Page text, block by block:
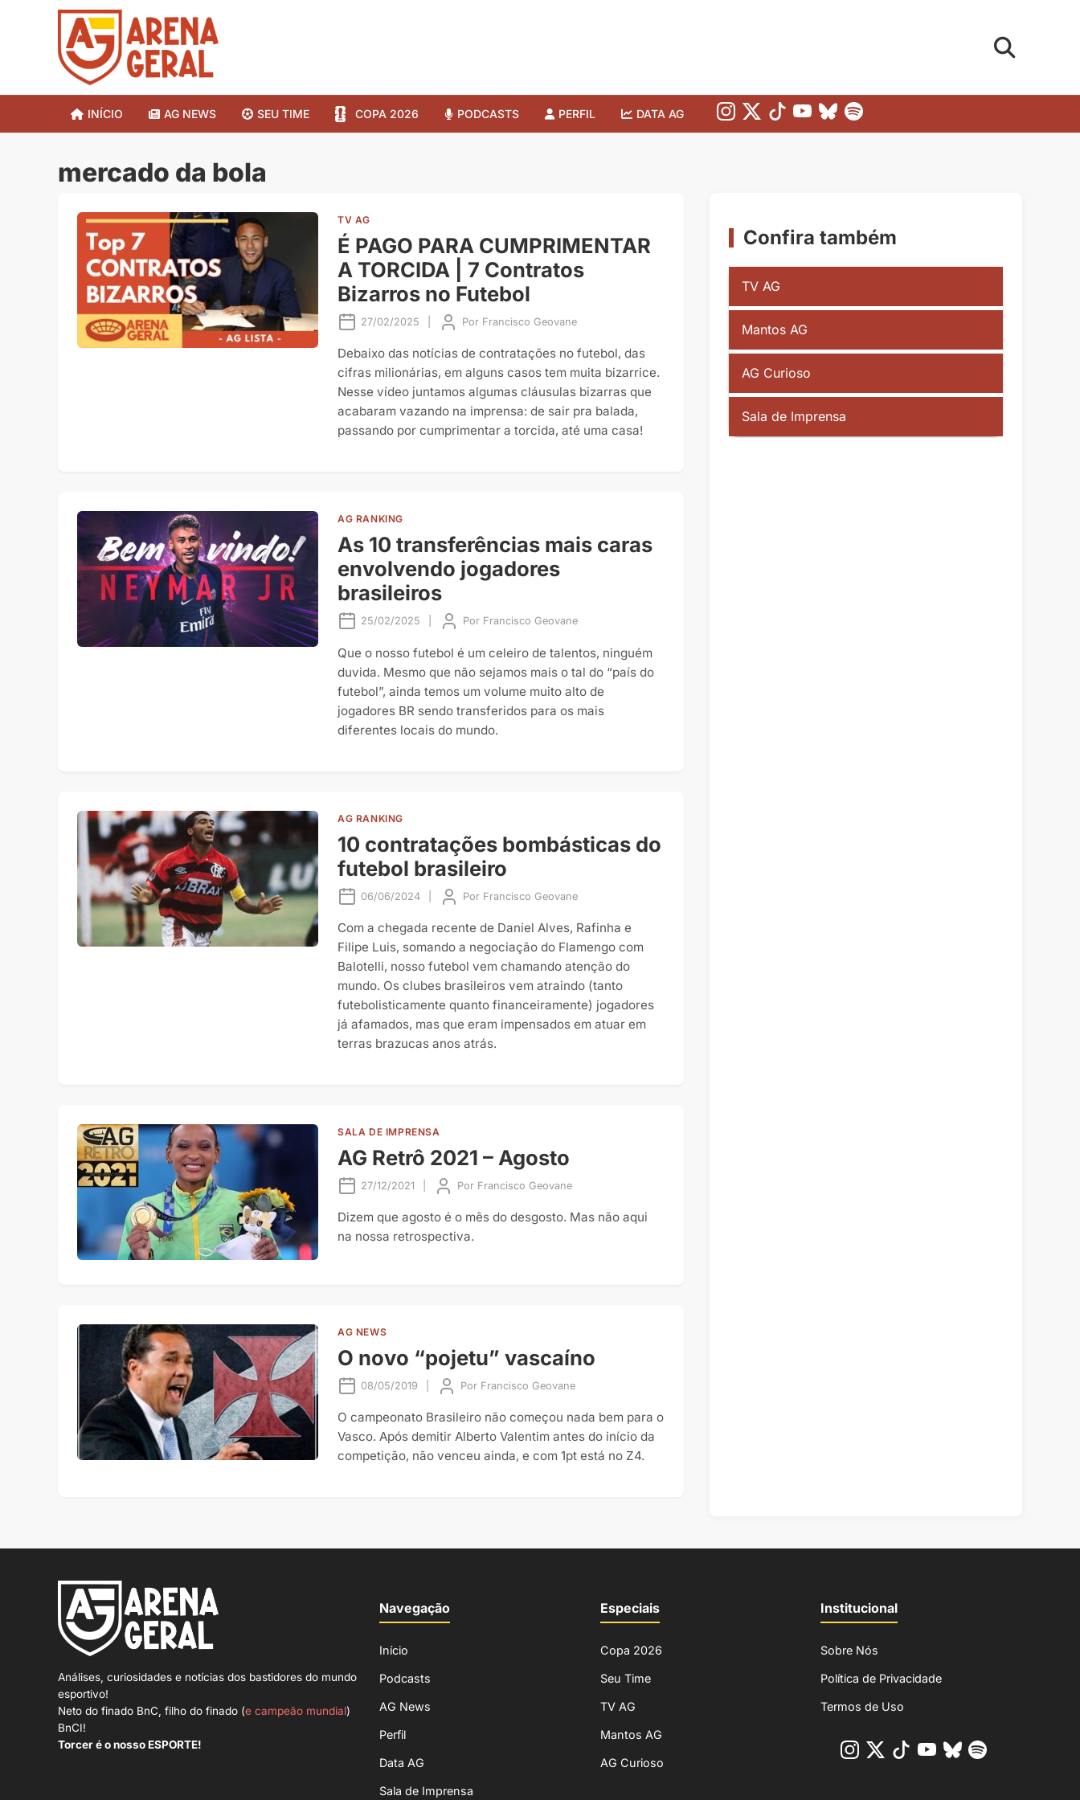
INÍCIO AG NEWS SEU TIME COPA 2026 PODCASTS PERFIL DATA AG
mercado da bola
TV AG
É PAGO PARA CUMPRIMENTAR
A TORCIDA | 7 Contratos
Bizarros no Futebol
27/02/2025 Por Francisco Geovane
Debaixo das notícias de contratações no futebol, das
cifras milionárias, em alguns casos tem muita bizarrice.
Nesse vídeo juntamos algumas cláusulas bizarras que
acabaram vazando na imprensa: de sair pra balada,
passando por cumprimentar a torcida, até uma casa!
AG RANKING
As 10 transferências mais caras
envolvendo jogadores
brasileiros
25/02/2025 Por Francisco Geovane
Que o nosso futebol é um celeiro de talentos, ninguém
duvida. Mesmo que não sejamos mais o tal do “país do
futebol”, ainda temos um volume muito alto de
jogadores BR sendo transferidos para os mais
diferentes locais do mundo.
AG RANKING
10 contratações bombásticas do
futebol brasileiro
06/06/2024 Por Francisco Geovane
Com a chegada recente de Daniel Alves, Rafinha e
Filipe Luis, somando a negociação do Flamengo com
Balotelli, nosso futebol vem chamando atenção do
mundo. Os clubes brasileiros vem atraindo (tanto
futebolisticamente quanto financeiramente) jogadores
já afamados, mas que eram impensados em atuar em
terras brazucas anos atrás.
SALA DE IMPRENSA
AG Retrô 2021 – Agosto
27/12/2021 Por Francisco Geovane
Dizem que agosto é o mês do desgosto. Mas não aqui
na nossa retrospectiva.
AG NEWS
O novo “pojetu” vascaíno
08/05/2019 Por Francisco Geovane
O campeonato Brasileiro não começou nada bem para o
Vasco. Após demitir Alberto Valentim antes do início da
competição, não venceu ainda, e com 1pt está no Z4.
Confira também
TV AG
Mantos AG
AG Curioso
Sala de Imprensa
Análises, curiosidades e notícias dos bastidores do mundo
esportivo!
Neto do finado BnC, filho do finado (e campeão mundial)
BnCI!
Torcer é o nosso ESPORTE!
Navegação
Início
Podcasts
AG News
Perfil
Data AG
Sala de Imprensa
Especiais
Copa 2026
Seu Time
TV AG
Mantos AG
AG Curioso
Institucional
Sobre Nós
Política de Privacidade
Termos de Uso